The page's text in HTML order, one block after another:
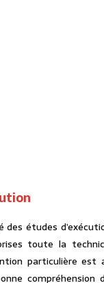
études
toute la
particulière est
compréhension